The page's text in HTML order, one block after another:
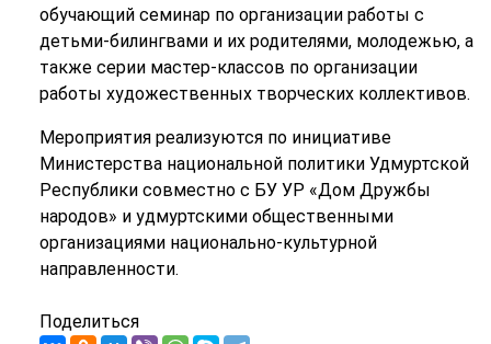
обучающий семинар по организации работы с
детьми-билингвами и их родителями, молодежью, а
также серии мастер-классов по организации
работы художественных творческих коллективов.
Мероприятия реализуются по инициативе
Министерства национальной политики Удмуртской
Республики совместно с БУ УР «Дом Дружбы
народов» и удмуртскими общественными
организациями национально-культурной
направленности.
Поделиться